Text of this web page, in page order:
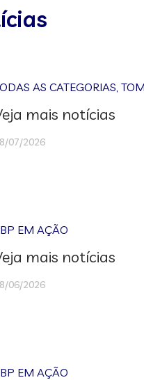
AS CATEGORIAS,
mais notícias
07/2026
EM AÇÃO
mais notícias
06/2026
EM AÇÃO